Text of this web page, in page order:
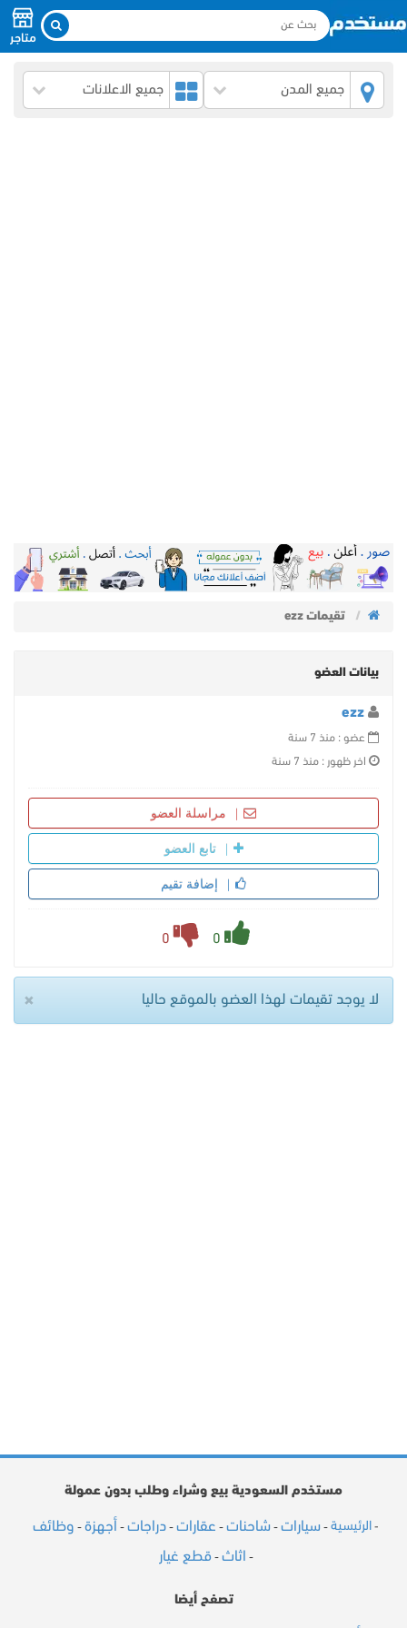
متاجر
جميع المدن جميع الاعلانات
تقيمات ezz
بيانات العضو
ezz
عضو : منذ 7 سنة
اخر ظهور : منذ 7 سنة
مراسلة العضو
تابع العضو
إضافة تقيم
0
0
× لا يوجد تقيمات لهذا العضو بالموقع حاليا
مستخدم السعودية بيع وشراء وطلب بدون عمولة
- الرئيسية - سيارات - شاحنات - عقارات - دراجات - أجهزة - وظائف
- اثاث -قطع غيار
تصفح أيضا